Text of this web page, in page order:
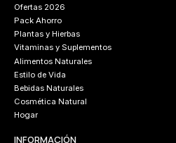
Ofertas 2026
Pack Ahorro
Plantas y Hierbas
Vitaminas y Suplementos
Alimentos Naturales
Estilo de Vida
Bebidas Naturales
Cosmética Natural
Hogar
INFORMACIÓN